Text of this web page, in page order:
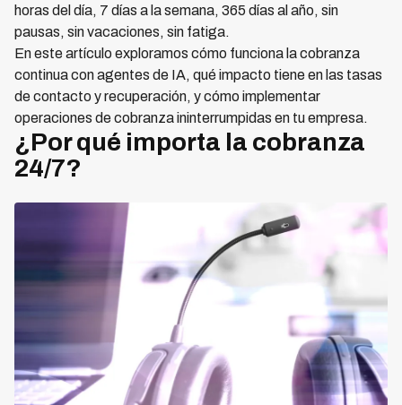
horas del día, 7 días a la semana, 365 días al año, sin
pausas, sin vacaciones, sin fatiga.
En este artículo exploramos cómo funciona la cobranza
continua con agentes de IA, qué impacto tiene en las tasas
de contacto y recuperación, y cómo implementar
operaciones de cobranza ininterrumpidas en tu empresa.
¿Por qué importa la cobranza
24/7?